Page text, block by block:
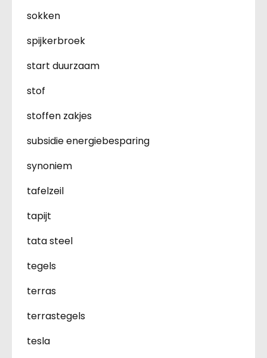
sokken
spijkerbroek
start duurzaam
stof
stoffen zakjes
subsidie energiebesparing
synoniem
tafelzeil
tapijt
tata steel
tegels
terras
terrastegels
tesla